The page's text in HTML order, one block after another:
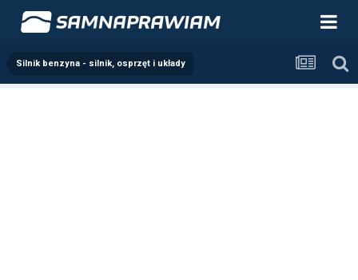
Silnik benzyna - silnik, osprzęt i układy